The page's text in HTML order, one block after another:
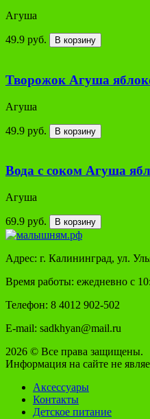
Агуша
49.9 руб. В корзину
Творожок Агуша
Агуша
49.9 руб. В корзину
Вода с соком Агуша
Агуша
69.9 руб. В корзину
Адрес: г. Калининград, ул.
Время работы: ежедневно с
Телефон: 8 4012 902-502
E-mail: sadkhyan@mail.ru
2026 © Все права защищены.
Информация на сайте не
Аксессуары
Контакты
Детское питание